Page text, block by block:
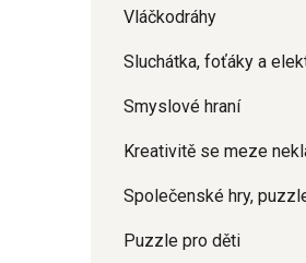
Vláčkodráhy
Sluchátka, foťáky a
Smyslové hraní
Kreativitě se meze
Společenské hry,
Puzzle pro děti